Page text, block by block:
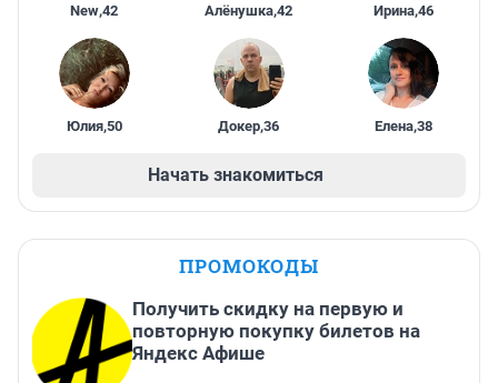
New,42 Алёнушка,42 Ирина,46
Юлия,50 Докер,36 Елена,38
Начать знакомиться
ПРОМОКОДЫ
Получить скидку на первую и
повторную покупку билетов на
Яндекс Афише